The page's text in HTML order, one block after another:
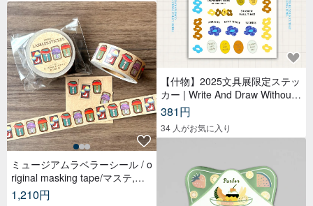
ミュージアムラベラーシール / o
riginal masking tape/マステ,美
纹纸胶带,文具,ステーショナリ
1,210円
【什物】2025文具展限定ステッ
カー | Write And Draw Without
Limited
381円
34 人がお気に入り